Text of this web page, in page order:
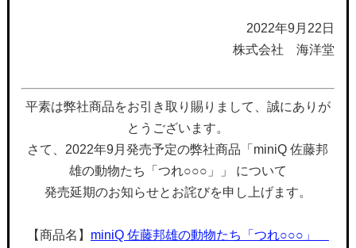
2022年9月22日
株式会社 海洋堂
平素は弊社商品をお引き取り賜りまして、誠にありが
とうございます。
さて、2022年9月発売予定の弊社商品「miniQ 佐藤邦
雄の動物たち「つれ○○○」」 について
発売延期のお知らせとお詫びを申し上げます。
【商品名】 miniQ 佐藤邦雄の動物たち「つれ○○○」